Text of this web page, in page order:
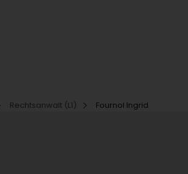
Rechtsanwalt (L1) Fournol Ingrid